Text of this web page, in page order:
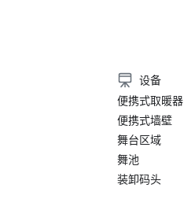
设备
便携式取暖器
便携式墙壁
舞台区域
舞池
装卸码头